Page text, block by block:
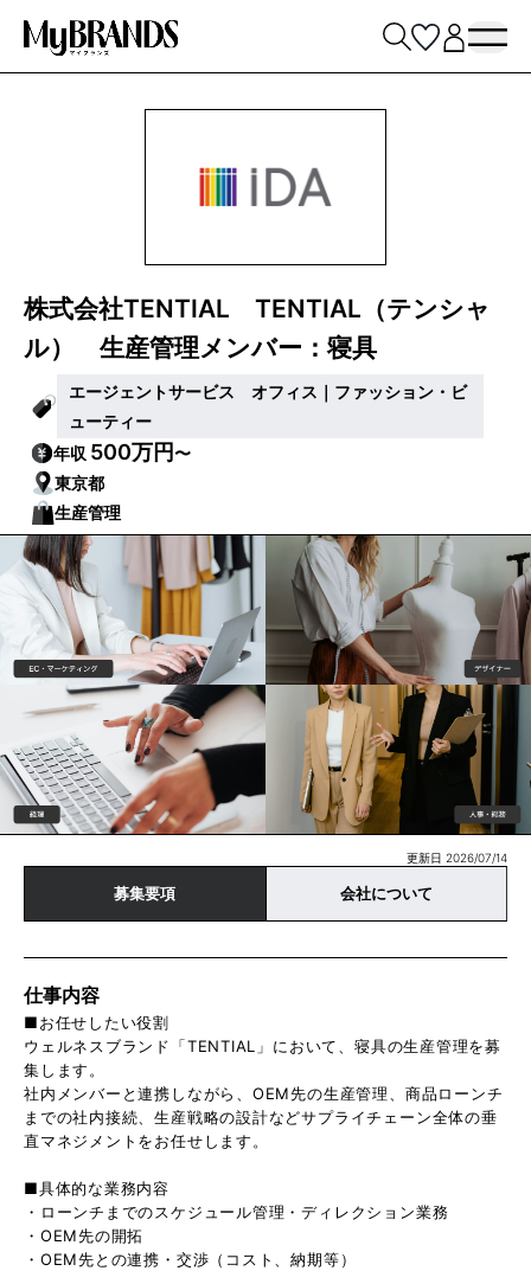
株式会社TENTIAL TENTIAL（テンシャ
ル） 生産管理メンバー：寝具
エージェントサービス オフィス｜ファッション・ビ
ューティー
年収 500万円〜
東京都
生産管理
更新日 2026/07/14
募集要項 会社について
仕事内容
■お任せしたい役割
ウェルネスブランド「TENTIAL」において、寝具の生産管理を募
集します。
社内メンバーと連携しながら、OEM先の生産管理、商品ローンチ
までの社内接続、生産戦略の設計などサプライチェーン全体の垂
直マネジメントをお任せします。
■具体的な業務内容
・ローンチまでのスケジュール管理・ディレクション業務
・OEM先の開拓
・OEM先との連携・交渉（コスト、納期等）